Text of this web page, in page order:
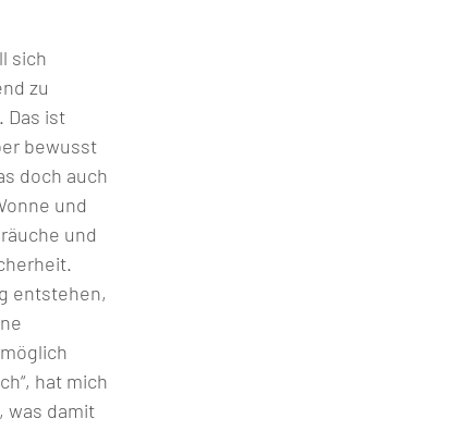
sich
zu
Das ist
bewusst
doch auch
und
und
entstehen,
hat mich
was damit